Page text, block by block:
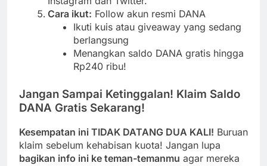
Cara ikut: Follow akun resmi DANA
Ikuti kuis atau giveaway yang sedang
berlangsung
Menangkan saldo DANA gratis hingga
Rp240 ribu!
Jangan Sampai Ketinggalan! Klaim Saldo
DANA Gratis Sekarang!
Kesempatan ini TIDAK DATANG DUA KALI! Buruan
klaim sebelum kehabisan kuota! Jangan lupa
bagikan info ini ke teman-temanmu agar mereka